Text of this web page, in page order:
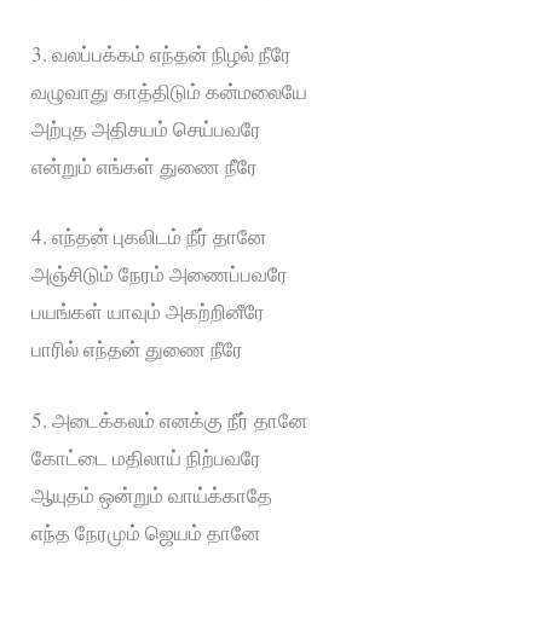
3. வலப்பக்கம் எந்தன் நிழல் நீரே
வழுவாது காத்திடும் கன்மலையே
அற்புத அதிசயம் செய்பவரே
என்றும் எங்கள் துணை நீரே
4. எந்தன் புகலிடம் நீர் தானே
அஞ்சிடும் நேரம் அணைப்பவரே
பயங்கள் யாவும் அகற்றினீரே
பாரில் எந்தன் துணை நீரே
5. அடைக்கலம் எனக்கு நீர் தானே
கோட்டை மதிலாய் நிற்பவரே
ஆயுதம் ஒன்றும் வாய்க்காதே
எந்த நேரமும் ஜெயம் தானே